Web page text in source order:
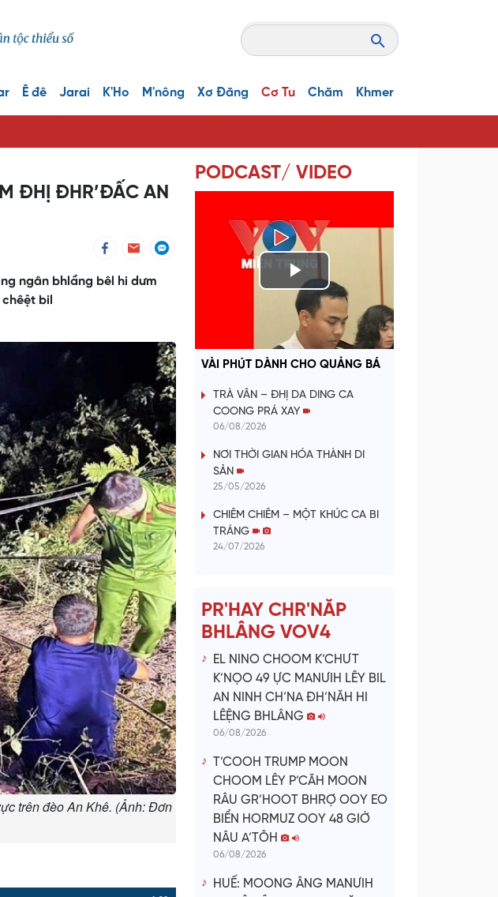
Ê đê Jarai K'Ho M'nông Xơ Đăng Cơ Tu Chăm Khmer
ĐHỊ ĐHR’ĐẤC AN
ngân bhlầng bêl hi dưm
bil
trên đèo An Khê. (Ảnh: Đơn
PODCAST/ VIDEO
P
l
a
y
i
d
VÀI PHÚT DÀNH CHO QUẢNG BÁ
TRÀ VÂN – ĐHỊ DA DING CA
COONG PRÁ XAY
06/08/2026
NƠI THỜI GIAN HÓA THÀNH DI
SẢN
25/05/2026
CHIÊM CHIÊM – MỘT KHÚC CA BI
TRÁNG
24/07/2026
PR'HAY CHR'NĂP
BHLÂNG VOV4
EL NINO CHOOM K’CHƯT
K’NỌO 49 ỰC MANƯIH LÊY BIL
AN NINH CH’NA ĐH’NĂH HI
LÊỆNG BHLÂNG
06/08/2026
T’COOH TRUMP MOON
CHOOM LÊY P’CĂH MOON
RÂU GR’HOOT BHRỢ OOY EO
BIỂN HORMUZ OOY 48 GIỜ
NÂU A’TÔH
06/08/2026
HUẾ: MOONG ÂNG MANƯIH